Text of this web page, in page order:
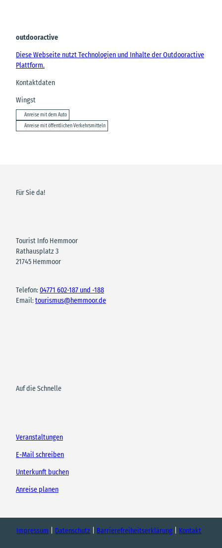
outdooractive
Diese Webseite nutzt Technologien und Inhalte der Outdooractive
Plattform.
Kontaktdaten
Wingst
Anreise mit dem Auto
Anreise mit öffentlichen Verkehrsmitteln
Für Sie da!
Tourist Info Hemmoor
Rathausplatz 3
21745 Hemmoor
Telefon:04771 602-187 und -188
Email:tourismus@hemmoor.de
Auf die Schnelle
Veranstaltungen
E-Mail schreiben
Unterkunft buchen
Anreise planen
Impressum Datenschutz Barrierefreiheitserklärung Kontakt